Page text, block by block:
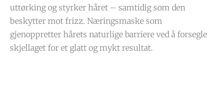
uttørking og styrker håret – samtidig som den
beskytter mot frizz. Næringsmaske som
gjenoppretter hårets naturlige barriere ved å forsegle
skjellaget for et glatt og mykt resultat.